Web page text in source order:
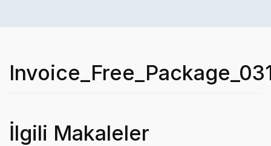
İlgili Makaleler